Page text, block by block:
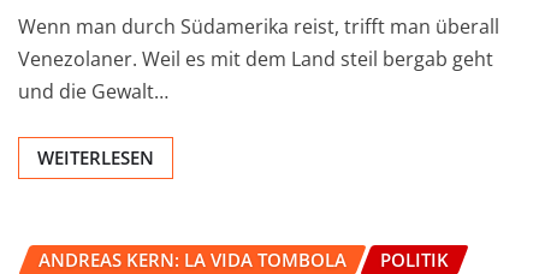
Wenn man durch Südamerika reist, trifft man überall
Venezolaner. Weil es mit dem Land steil bergab geht
und die Gewalt…
WEITERLESEN
ANDREAS KERN: LA VIDA TOMBOLA POLITIK